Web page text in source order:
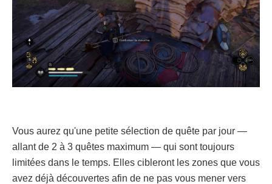
Vous aurez qu'une petite sélection de quête par jour —
allant de 2 à 3 quêtes maximum — qui sont toujours
limitées dans le temps. Elles cibleront les zones que vous
avez déjà découvertes afin de ne pas vous mener vers